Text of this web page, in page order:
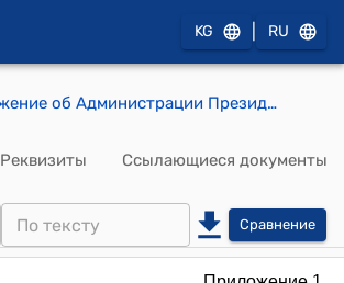
KG RU
Положение об Администрации Президента Кыргызской Республики (к Указу Президента Кыргызской Республики от 7 мая 2021 года № 134)
Реквизиты Ссылающиеся документы
Сравнение